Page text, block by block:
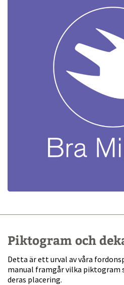
Piktogram och
Detta är ett urval av våra
manual framgår vilka piktogram
deras placering.